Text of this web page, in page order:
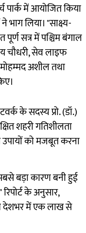
पार्क में आयोजित किया
भाग लिया। "साक्ष्य-
सत्र में पश्चिम बंगाल
चौधरी, सेव लाइफ
अशील तथा
के सदस्य प्रो. (डॉ.)
शहरी गतिशीलता
को मजबूत करना
बड़ा कारण बनी हुई
के अनुसार,
देशभर में एक लाख से